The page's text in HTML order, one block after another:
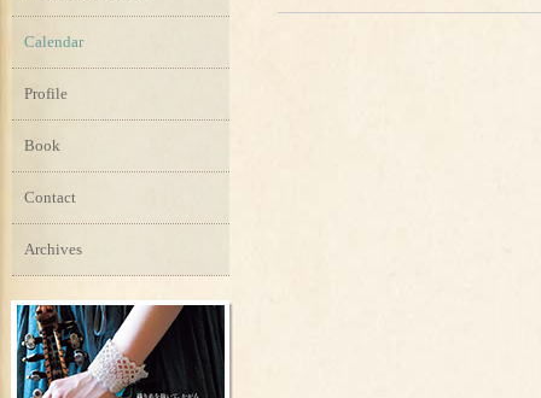
Calendar
Profile
Book
Contact
Archives